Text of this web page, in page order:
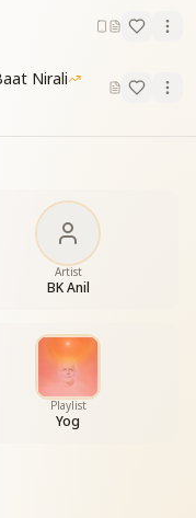
Nirali
Artist
BK Anil
Playlist
Yog